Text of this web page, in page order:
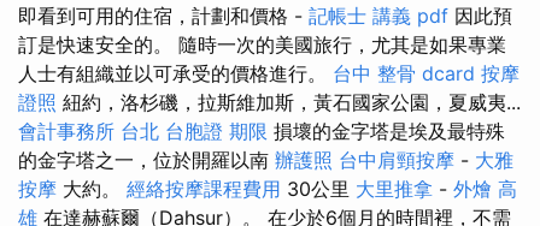
即看到可用的住宿，計劃和價格 - 記帳士 講義 pdf 因此預
訂是快速安全的。 隨時一次的美國旅行，尤其是如果專業
人士有組織並以可承受的價格進行。 台中 整骨 dcard 按摩
證照 紐約，洛杉磯，拉斯維加斯，黃石國家公園，夏威夷...
會計事務所 台北 台胞證 期限 損壞的金字塔是埃及最特殊
的金字塔之一，位於開羅以南 辦護照 台中肩頸按摩 - 大雅
按摩 大約。 經絡按摩課程費用 30公里 大里推拿 - 外燴 高
雄 在達赫蘇爾（Dahsur）。 在少於6個月的時間裡，不需